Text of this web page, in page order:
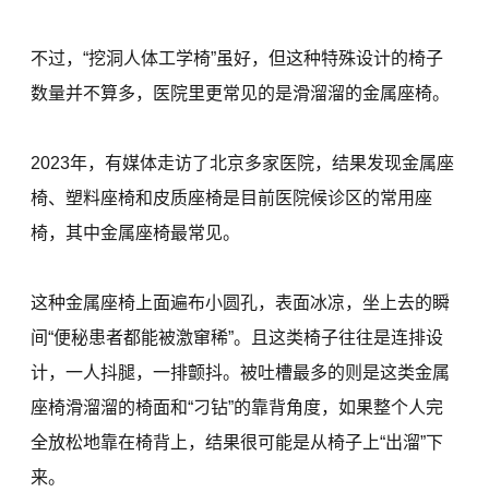
不过，“挖洞人体工学椅”虽好，但这种特殊设计的椅子
数量并不算多，医院里更常见的是滑溜溜的金属座椅。
2023年，有媒体走访了北京多家医院，结果发现金属座
椅、塑料座椅和皮质座椅是目前医院候诊区的常用座
椅，其中金属座椅最常见。
这种金属座椅上面遍布小圆孔，表面冰凉，坐上去的瞬
间“便秘患者都能被激窜稀”。且这类椅子往往是连排设
计，一人抖腿，一排颤抖。被吐槽最多的则是这类金属
座椅滑溜溜的椅面和“刁钻”的靠背角度，如果整个人完
全放松地靠在椅背上，结果很可能是从椅子上“出溜”下
来。